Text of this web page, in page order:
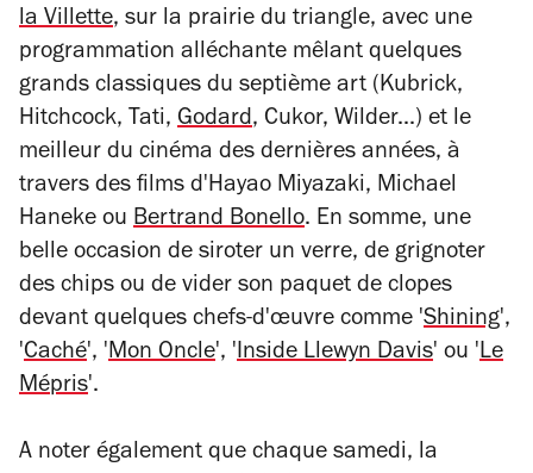
la Villette, sur la prairie du triangle, avec une
programmation alléchante mêlant quelques
grands classiques du septième art (Kubrick,
Hitchcock, Tati, Godard, Cukor, Wilder...) et le
meilleur du cinéma des dernières années, à
travers des films d'Hayao Miyazaki, Michael
Haneke ou Bertrand Bonello. En somme, une
belle occasion de siroter un verre, de grignoter
des chips ou de vider son paquet de clopes
devant quelques chefs-d'œuvre comme 'Shining',
'Caché', 'Mon Oncle', 'Inside Llewyn Davis' ou 'Le
Mépris'.
A noter également que chaque samedi, la